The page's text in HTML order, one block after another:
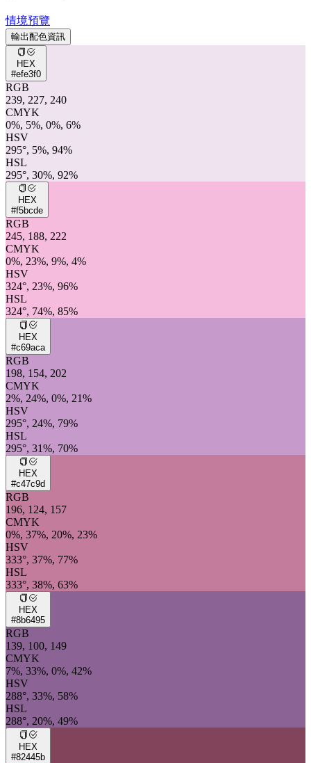
情境預覽
輸出配色資訊
HEX
#efe3f0
RGB
239, 227, 240
CMYK
0%, 5%, 0%, 6%
HSV
295°, 5%, 94%
HSL
295°, 30%, 92%
HEX
#f5bcde
RGB
245, 188, 222
CMYK
0%, 23%, 9%, 4%
HSV
324°, 23%, 96%
HSL
324°, 74%, 85%
HEX
#c69aca
RGB
198, 154, 202
CMYK
2%, 24%, 0%, 21%
HSV
295°, 24%, 79%
HSL
295°, 31%, 70%
HEX
#c47c9d
RGB
196, 124, 157
CMYK
0%, 37%, 20%, 23%
HSV
333°, 37%, 77%
HSL
333°, 38%, 63%
HEX
#8b6495
RGB
139, 100, 149
CMYK
7%, 33%, 0%, 42%
HSV
288°, 33%, 58%
HSL
288°, 20%, 49%
HEX
#82445b